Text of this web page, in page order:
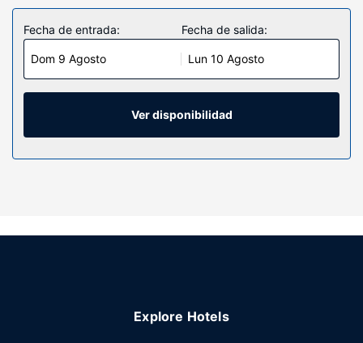
Te sentirás como en tu propia casa en cualquiera de las 58
habitaciones. Mantén el contacto con los tuyos gracias a la
la conexión wifi gratis. El baño privado con ducha está
provisto de cabezal de ducha tipo lluvia y artículos de
higiene personal gratuitos. Entre las comodidades, se
incluyen una zona de estar separada, cafetera y tetera y
teléfono con y llamadas internacionales gratuitas.
Servicios hotel
Apreciarás las instalaciones de ocio, que incluyen una
sala de juegos.
disposición una cafetería. Se ofrece un desayuno para
Fecha de entrada:
Dom 9 Agosto
Fecha de salida:
Lun 10 Agosto
Ver disponibilidad
Explore Hotels